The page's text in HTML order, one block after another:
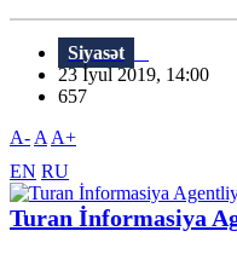
Siyasət
23 İyul 2019, 14:00
657
A- A A+
EN RU
Turan İnformasiya